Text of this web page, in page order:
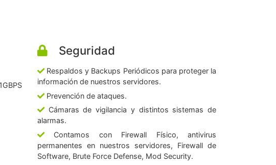
Seguridad
Respaldos y Backups Periódicos para proteger la
información de nuestros servidores.
Prevención de ataques.
Cámaras de vigilancia y distintos sistemas de
alarmas.
Contamos con Firewall Físico, antivirus
permanentes en nuestros servidores, Firewall de
Software, Brute Force Defense, Mod Security.